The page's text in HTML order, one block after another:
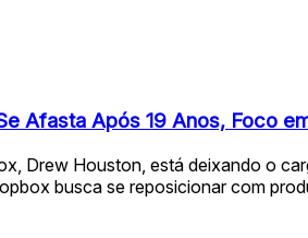
Afasta Após 19 Anos, Foco
Drew Houston, está deixando o
busca se reposicionar com